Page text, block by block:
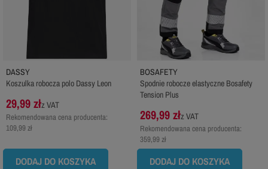
DASSY
Koszulka robocza polo Dassy Leon
29,99 złz VAT
Rekomendowana cena producenta:
109,99 zł
DODAJ DO KOSZYKA
BOSAFETY
Spodnie robocze elastyczne Bosafety
Tension Plus
269,99 złz VAT
Rekomendowana cena producenta:
359,99 zł
DODAJ DO KOSZYKA